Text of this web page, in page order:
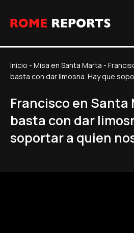
Inicio - Misa en Santa Marta -
basta con dar limosna. Hay que
Francisco en Santa
basta con dar
soportar a quien